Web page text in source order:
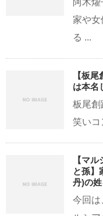
家や
る ...
【板
は本名
板尾創
笑いコ
【マ
と孫】
丹)の
今回は